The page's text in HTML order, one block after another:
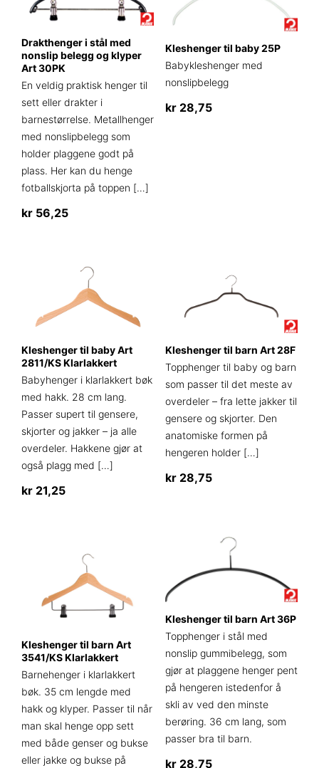
Drakthenger i stål med
nonslip belegg og klyper
Art 30PK
En veldig praktisk henger til
sett eller drakter i
barnestørrelse. Metallhenger
med nonslipbelegg som
holder plaggene godt på
plass. Her kan du henge
fotballskjorta på toppen […]
kr 56,25
varianter.
Alternativene
velges
på
produktsiden
Kleshenger til baby 25P
Babykleshenger med
nonslipbelegg
kr28,75
produktsiden
Kleshenger til baby Art
2811/KS Klarlakkert
Babyhenger i klarlakkert bøk
med hakk. 28 cm lang.
Passer supert til gensere,
skjorter og jakker – ja alle
overdeler. Hakkene gjør at
også plagg med […]
kr 21,25
Kleshenger til barn Art 28F
Topphenger til baby og barn
som passer til det meste av
overdeler – fra lette jakker til
gensere og skjorter. Den
anatomiske formen på
hengeren holder[…]
kr28,75
varianter.
Alternativene
kan
velges
på
produktsiden
Kleshenger til barn Art
3541/KS Klarlakkert
Barnehenger i klarlakkert
bøk. 35 cm lengde med
hakk og klyper. Passer til når
man skal henge opp sett
med både genser og bukse
eller jakke og bukse på
Kleshenger til barn Art 36P
Topphenger i stål med
nonslip gummibelegg, som
gjør at plaggene henger pent
på hengeren istedenfor å
skli av ved den minste
berøring. 36 cm lang, som
passer bra til barn.
kr28,75